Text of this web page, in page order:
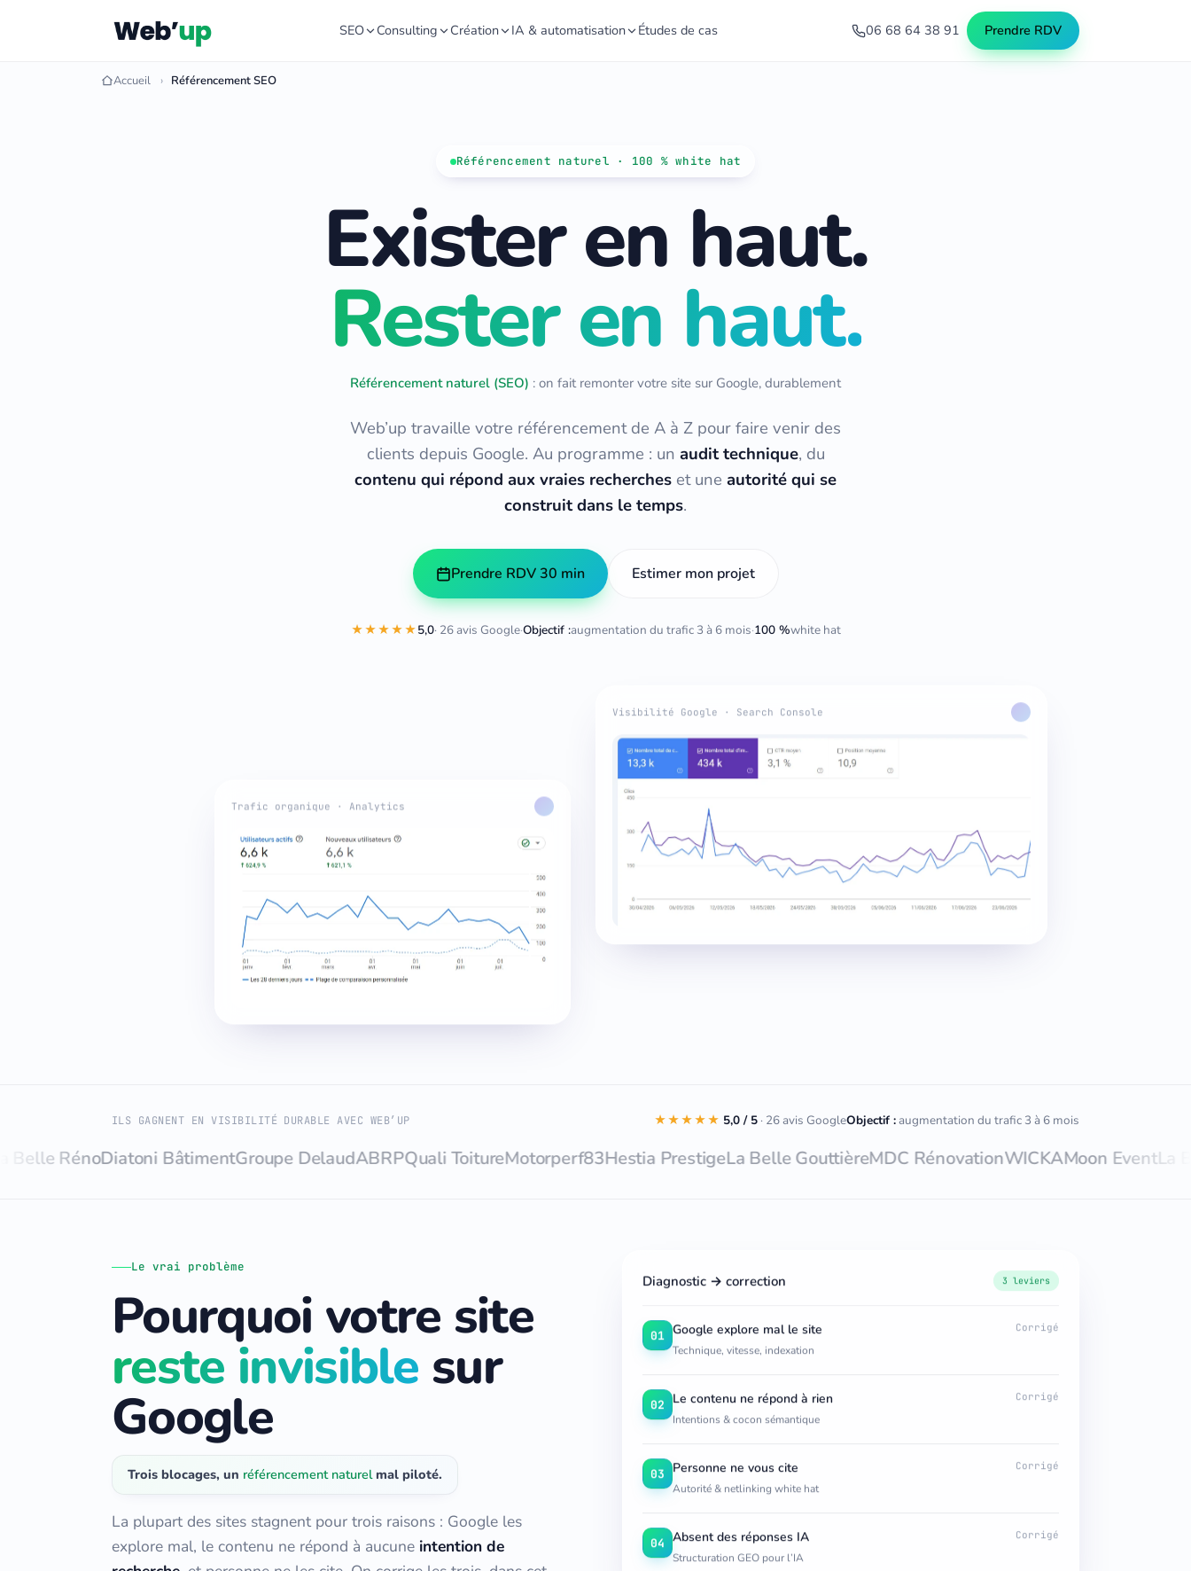
SEO Consulting Création IA & automatisation Études de cas 06 68 64 38 91 Prendre RDV
Accueil Référencement SEO
Référencement naturel · 100 % white hat
Exister en haut.
Rester en haut.
Référencement naturel (SEO) : on fait remonter votre site sur Google, durablement
Web’up travaille votre référencement de A à Z pour faire venir des
clients depuis Google. Au programme : un audit technique, du
contenu qui répond aux vraies recherches et une autorité qui se
construit dans le temps.
Prendre RDV 30 min Estimer mon projet
★★★★★5,0· 26 avis Google·Objectif :augmentation du trafic 3 à 6 mois·100 %white hat
Trafic organique · Analytics
Visibilité Google · Search Console
ILS GAGNENT EN VISIBILITÉ DURABLE AVEC WEB’UP ★★★★★ 5,0 / 5 · 26 avis GoogleObjectif :augmentation du trafic 3 à 6 mois
RénoDiatoni BâtimentGroupe DelaudABRPQuali ToitureMotorperf83Hestia PrestigeLa Belle GouttièreMDC RénovationWICKAMoon Event La Belle
Le vrai problème
Pourquoi votre site
reste invisible sur
Google
Trois blocages, un référencement naturelmal piloté.
La plupart des sites stagnent pour trois raisons : Google les
explore mal, le contenu ne répond à aucune intention de
Diagnostic → correction 3 leviers
01 Google explore mal le site
Technique, vitesse, indexation
Corrigé
02 Le contenu ne répond à rien
Intentions & cocon sémantique
Corrigé
03 Personne ne vous cite
Autorité & netlinking white hat
Corrigé
04 Absent des réponses IA
Structuration GEO pour l’IA
Corrigé